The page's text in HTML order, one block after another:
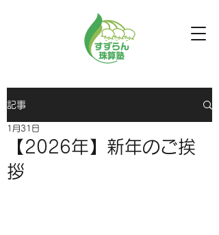
記事
【2026年】新年のご挨
拶
1月31日